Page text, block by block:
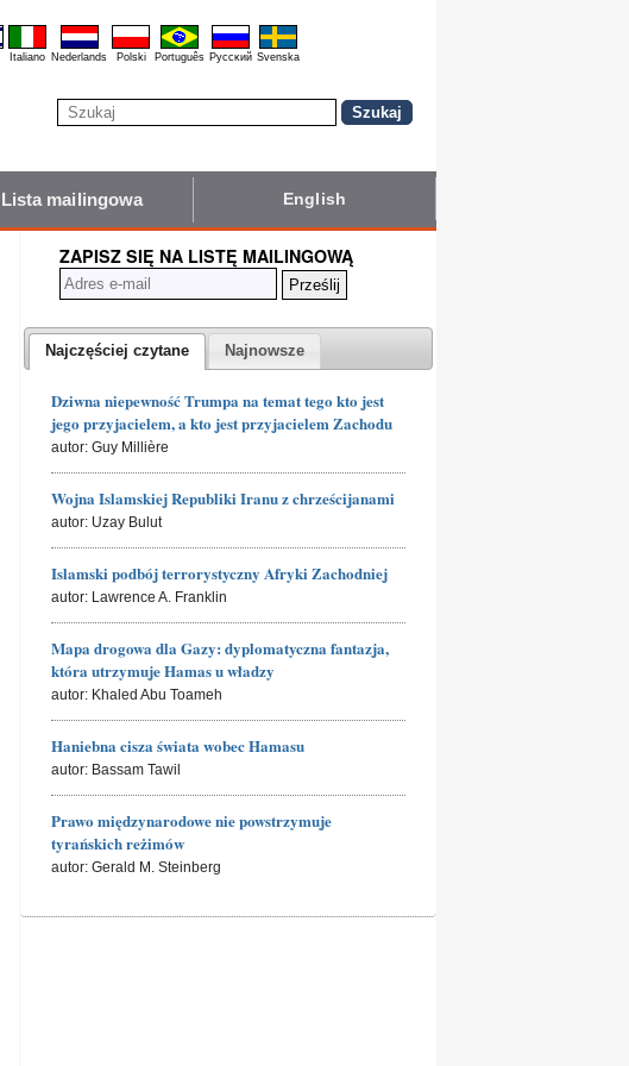
Italiano Nederlands Polski Português Pyccĸий Svenska
Lista mailingowa English
ZAPISZ SIĘ NA LISTĘ MAILINGOWĄ
Najczęściej czytane Najnowsze
Dziwna niepewność Trumpa na temat tego kto jest
jego przyjacielem, a kto jest przyjacielem Zachodu
autor: Guy Millière
Wojna Islamskiej Republiki Iranu z chrześcijanami
autor: Uzay Bulut
Islamski podbój terrorystyczny Afryki Zachodniej
autor: Lawrence A. Franklin
Mapa drogowa dla Gazy: dyplomatyczna fantazja,
która utrzymuje Hamas u władzy
autor: Khaled Abu Toameh
Haniebna cisza świata wobec Hamasu
autor: Bassam Tawil
Prawo międzynarodowe nie powstrzymuje
tyrańskich reżimów
autor: Gerald M. Steinberg